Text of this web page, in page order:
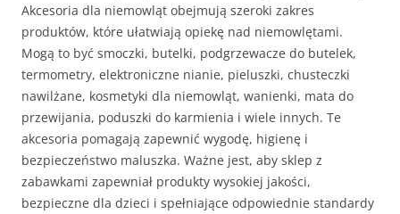
Akcesoria dla niemowląt obejmują szeroki zakres
produktów, które ułatwiają opiekę nad niemowlętami.
Mogą to być smoczki, butelki, podgrzewacze do butelek,
termometry, elektroniczne nianie, pieluszki, chusteczki
nawilżane, kosmetyki dla niemowląt, wanienki, mata do
przewijania, poduszki do karmienia i wiele innych. Te
akcesoria pomagają zapewnić wygodę, higienę i
bezpieczeństwo maluszka. Ważne jest, aby sklep z
zabawkami zapewniał produkty wysokiej jakości,
bezpieczne dla dzieci i spełniające odpowiednie standardy